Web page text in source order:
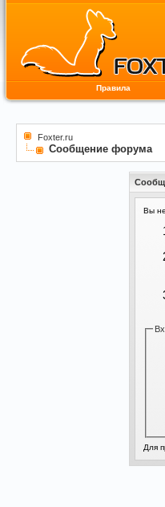
Правила
Foxter.ru
Сообщение форума
Вы
Для